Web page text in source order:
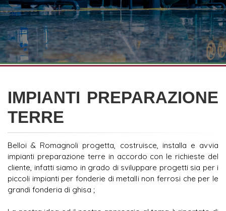
IMPIANTI PREPARAZIONE
TERRE
Belloi & Romagnoli progetta, costruisce, installa e avvia
impianti preparazione terre in accordo con le richieste del
cliente, infatti siamo in grado di sviluppare progetti sia per i
piccoli impianti per fonderie di metalli non ferrosi che per le
grandi fonderia di ghisa ;